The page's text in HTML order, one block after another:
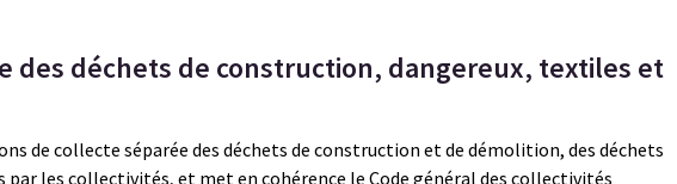
des déchets de construction, dangereux, textiles et
de collecte séparée des déchets de construction et de démolition, des déchets
par les collectivités, et met en cohérence le Code général des collectivités